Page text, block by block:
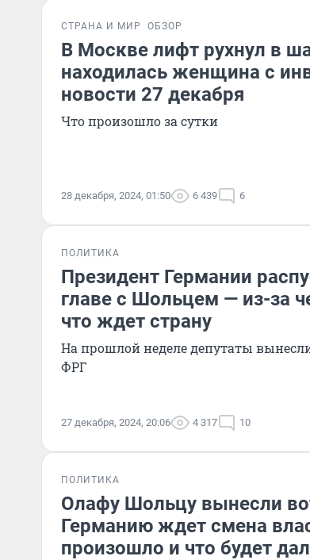
СТРАНА И МИР ОБЗОР
В Москве лифт рухнул в
находилась женщина с
новости 27 декабря
Что произошло за сутки
28 декабря, 2024, 01:50 6 439 6
ПОЛИТИКА
Президент Германии
главе с Шольцем — из-за
что ждет страну
На прошлой неделе депутаты
ФРГ
27 декабря, 2024, 20:06 4 317 10
ПОЛИТИКА
Олафу Шольцу вынесли
Германию ждет смена
произошло и что будет